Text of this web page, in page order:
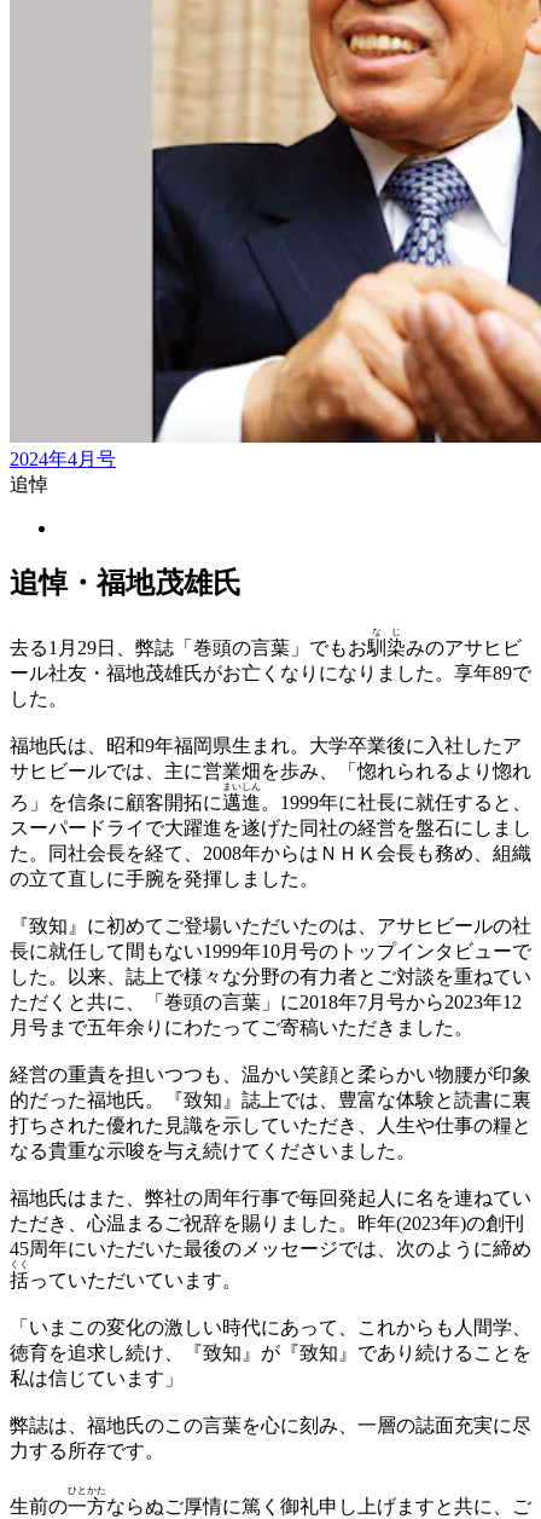
2024年4月号
追悼
追悼・福地茂雄氏
去る1月29日、弊誌「巻頭の言葉」でもお馴
な
染
じ
みのアサヒビ
ール社友・福地茂雄氏がお亡くなりになりました。享年89で
した。
福地氏は、昭和9年福岡県生まれ。大学卒業後に入社したア
サヒビールでは、主に営業畑を歩み、「惚れられるより惚れ
ろ」を信条に顧客開拓に邁
まい
進
しん
。1999年に社長に就任すると、
スーパードライで大躍進を遂げた同社の経営を盤石にしまし
た。同社会長を経て、2008年からはＮＨＫ会長も務め、組織
の立て直しに手腕を発揮しました。
『致知』に初めてご登場いただいたのは、アサヒビールの社
長に就任して間もない1999年10月号のトップインタビューで
した。以来、誌上で様々な分野の有力者とご対談を重ねてい
ただくと共に、「巻頭の言葉」に2018年7月号から2023年12
月号まで五年余りにわたってご寄稿いただきました。
経営の重責を担いつつも、温かい笑顔と柔らかい物腰が印象
的だった福地氏。『致知』誌上では、豊富な体験と読書に裏
打ちされた優れた見識を示していただき、人生や仕事の糧と
なる貴重な示唆を与え続けてくださいました。
福地氏はまた、弊社の周年行事で毎回発起人に名を連ねてい
ただき、心温まるご祝辞を賜りました。昨年(2023年)の創刊
45周年にいただいた最後のメッセージでは、次のように締め
括
くく
っていただいています。
「いまこの変化の激しい時代にあって、これからも人間学、
徳育を追求し続け、『致知』が『致知』であり続けることを
私は信じています」
弊誌は、福地氏のこの言葉を心に刻み、一層の誌面充実に尽
力する所存です。
生前の一
ひと
方
かた
ならぬご厚情に篤く御礼申し上げますと共に、ご